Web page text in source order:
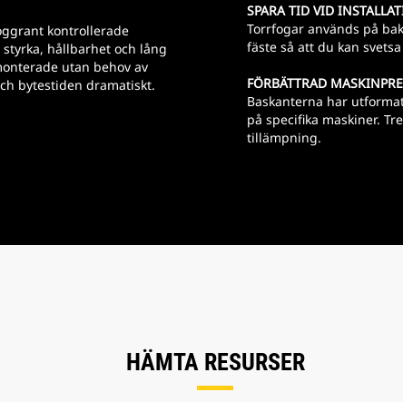
kontrollerade
hållbarhet och lång
utan behov av
bytestiden dramatiskt.
SPARA TID VID
Torrfogar används på
fäste så att du kan
FÖRBÄTTRAD
Baskanterna har
på specifika maskiner.
tillämpning.
HÄMTA RESURSER